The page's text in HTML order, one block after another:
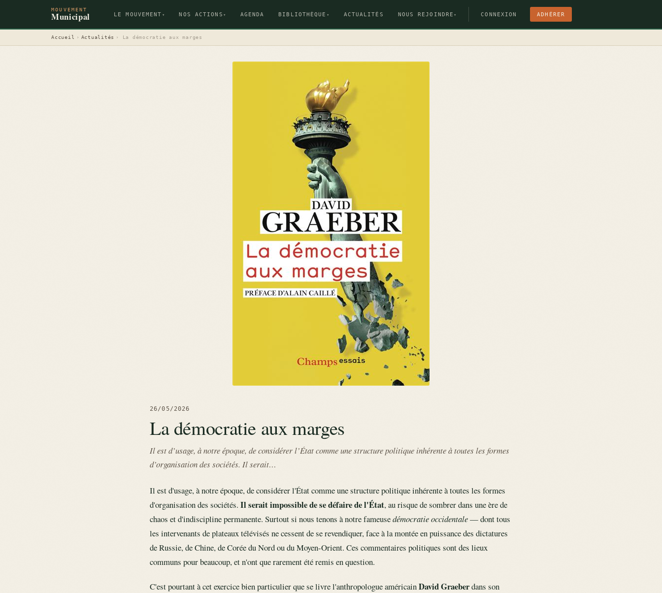
MOUVEMENT
Municipal LE MOUVEMENT ▾ NOS ACTIONS ▾ AGENDA BIBLIOTHÈQUE ▾ ACTUALITÉS NOUS REJOINDRE ▾ CONNEXION ADHÉRER
Accueil › Actualités › La démocratie aux marges
26/05/2026
La démocratie aux marges
Il est d’usage, à notre époque, de considérer l’État comme une structure politique inhérente à toutes les formes
d’organisation des sociétés. Il serait…
Il est d'usage, à notre époque, de considérer l'État comme une structure politique inhérente à toutes les formes
d'organisation des sociétés. Il serait impossible de se défaire de l'État, au risque de sombrer dans une ère de
chaos et d'indiscipline permanente. Surtout si nous tenons à notre fameusedémocratie occidentale— dont tous
les intervenants de plateaux télévisés ne cessent de se revendiquer, face à la montée en puissance des dictatures
de Russie, de Chine, de Corée du Nord ou du Moyen-Orient. Ces commentaires politiques sont des lieux
communs pour beaucoup, et n'ont que rarement été remis en question.
C'est pourtant à cet exercice bien particulier que se livre l'anthropologue américainDavid Graeberdans son